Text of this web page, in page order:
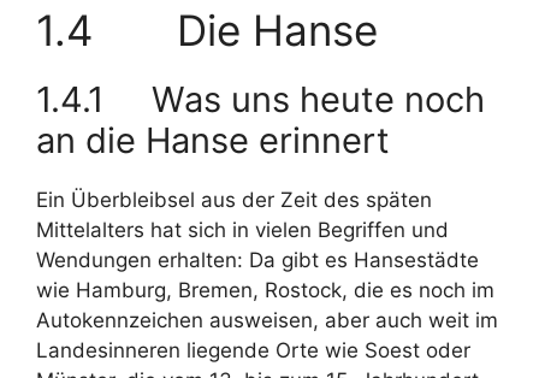
1.4 Die Hanse
1.4.1 Was uns heute noch
an die Hanse erinnert
Ein Überbleibsel aus der Zeit des späten
Mittelalters hat sich in vielen Begriffen und
Wendungen erhalten: Da gibt es Hansestädte
wie Hamburg, Bremen, Rostock, die es noch im
Autokennzeichen ausweisen, aber auch weit im
Landesinneren liegende Orte wie Soest oder